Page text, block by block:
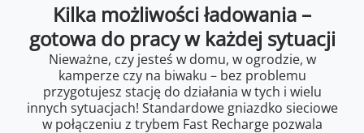
Kilka możliwości ładowania –
gotowa do pracy w każdej sytuacji
Nieważne, czy jesteś w domu, w ogrodzie, w
kamperze czy na biwaku – bez problemu
przygotujesz stację do działania w tych i wielu
innych sytuacjach! Standardowe gniazdko sieciowe
w połączeniu z trybem Fast Recharge pozwala